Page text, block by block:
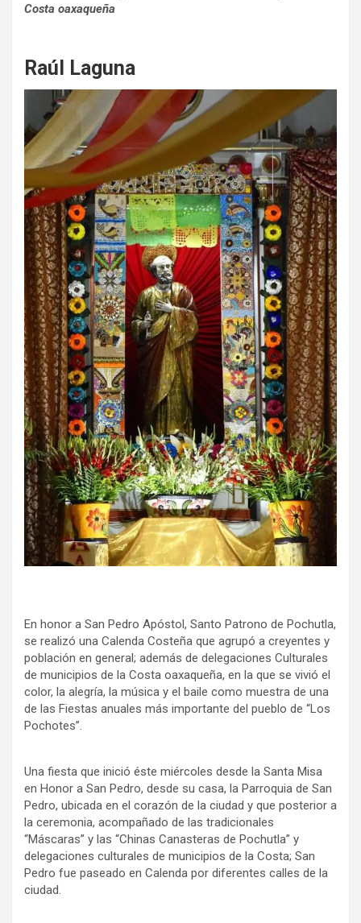
Costa oaxaqueña
Raúl Laguna
En honor a San Pedro Apóstol, Santo Patrono de Pochutla,
se realizó una Calenda Costeña que agrupó a creyentes y
población en general; además de delegaciones Culturales
de municipios de la Costa oaxaqueña, en la que se vivió el
color, la alegría, la música y el baile como muestra de una
de las Fiestas anuales más importante del pueblo de “Los
Pochotes”.
Una fiesta que inició éste miércoles desde la Santa Misa
en Honor a San Pedro, desde su casa, la Parroquia de San
Pedro, ubicada en el corazón de la ciudad y que posterior a
la ceremonia, acompañado de las tradicionales
“Máscaras” y las “Chinas Canasteras de Pochutla” y
delegaciones culturales de municipios de la Costa; San
Pedro fue paseado en Calenda por diferentes calles de la
ciudad.